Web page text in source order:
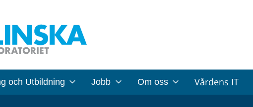
och Utbildning Jobb Om oss Vårdens IT